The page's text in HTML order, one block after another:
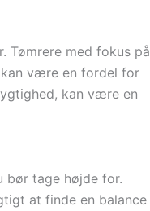
Tømrere med fokus på
være en fordel for
kan være en
bør tage højde for.
at finde en balance